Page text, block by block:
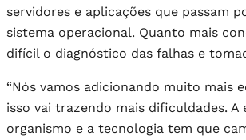
servidores e aplicações que passam
sistema operacional. Quanto mais
difícil o diagnóstico das falhas e
“Nós vamos adicionando muito mais
isso vai trazendo mais dificuldades. A
organismo e a tecnologia tem que